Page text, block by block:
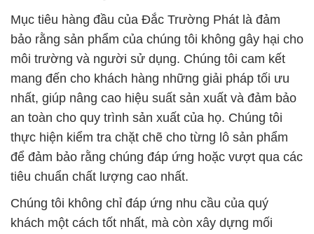
Mục tiêu hàng đầu của Đắc Trường Phát là đảm
bảo rằng sản phẩm của chúng tôi không gây hại cho
môi trường và người sử dụng. Chúng tôi cam kết
mang đến cho khách hàng những giải pháp tối ưu
nhất, giúp nâng cao hiệu suất sản xuất và đảm bảo
an toàn cho quy trình sản xuất của họ. Chúng tôi
thực hiện kiểm tra chặt chẽ cho từng lô sản phẩm
để đảm bảo rằng chúng đáp ứng hoặc vượt qua các
tiêu chuẩn chất lượng cao nhất.
Chúng tôi không chỉ đáp ứng nhu cầu của quý
khách một cách tốt nhất, mà còn xây dựng mối